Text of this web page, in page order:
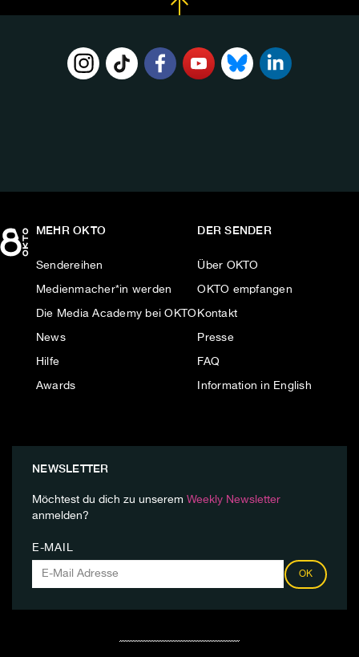
MEHR OKTO
Sendereihen
Medienmacher*in werden
Die Media Academy bei OKTO
News
Hilfe
Awards
DER SENDER
Über OKTO
OKTO empfangen
Kontakt
Presse
FAQ
Information in English
NEWSLETTER
Möchtest du dich zu unserem Weekly Newsletter
anmelden?
E-MAIL
OK